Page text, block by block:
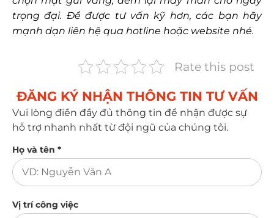
trọng đại. Để được tư vấn kỹ hơn, các bạn hãy
mạnh dạn liên hệ qua hotline hoặc website nhé.
Rate this post
ĐĂNG KÝ NHẬN THÔNG TIN TƯ VẤN​
Vui lòng điền đầy đủ thông tin để nhận được sự
hỗ trợ nhanh nhất từ đội ngũ của chúng tôi.
Họ và tên *
Vị trí công việc